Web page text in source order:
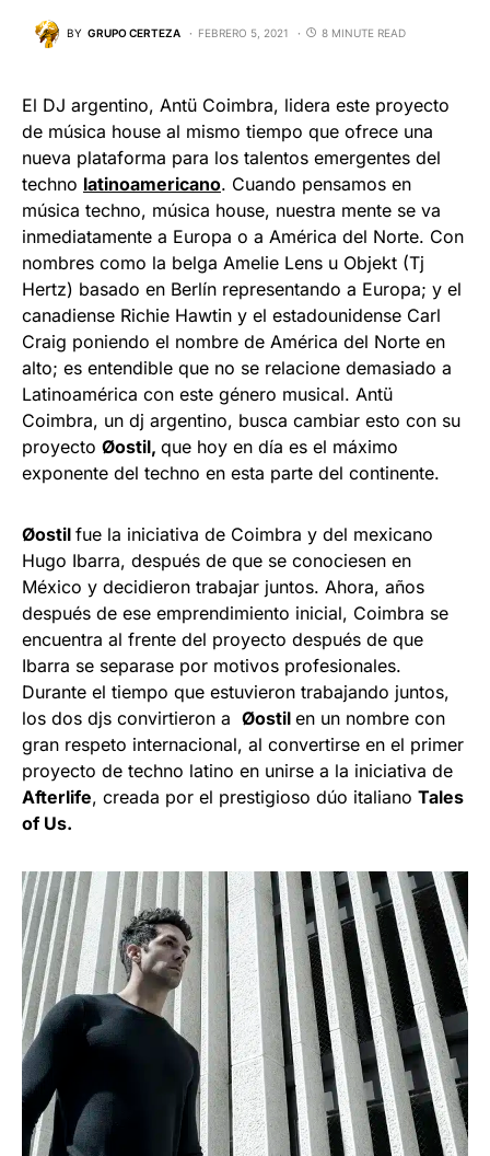
BY GRUPO CERTEZA FEBRERO 5, 2021 8 MINUTE READ
El DJ argentino, Antü Coimbra, lidera este proyecto
de música house al mismo tiempo que ofrece una
nueva plataforma para los talentos emergentes del
techno latinoamericano. Cuando pensamos en
música techno, música house, nuestra mente se va
inmediatamente a Europa o a América del Norte. Con
nombres como la belga Amelie Lens u Objekt (Tj
Hertz) basado en Berlín representando a Europa; y el
canadiense Richie Hawtin y el estadounidense Carl
Craig poniendo el nombre de América del Norte en
alto; es entendible que no se relacione demasiado a
Latinoamérica con este género musical. Antü
Coimbra, un dj argentino, busca cambiar esto con su
proyecto Øostil, que hoy en día es el máximo
exponente del techno en esta parte del continente.
Øostil fue la iniciativa de Coimbra y del mexicano
Hugo Ibarra, después de que se conociesen en
México y decidieron trabajar juntos. Ahora, años
después de ese emprendimiento inicial, Coimbra se
encuentra al frente del proyecto después de que
Ibarra se separase por motivos profesionales.
Durante el tiempo que estuvieron trabajando juntos,
los dos djs convirtieron a Øostil en un nombre con
gran respeto internacional, al convertirse en el primer
proyecto de techno latino en unirse a la iniciativa de
Afterlife, creada por el prestigioso dúo italiano Tales
of Us.